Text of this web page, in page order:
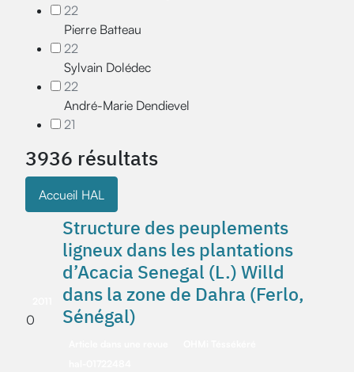
22
Pierre Batteau
22
Sylvain Dolédec
22
André-Marie Dendievel
21
3936 résultats
Accueil HAL
0
Structure des peuplements
ligneux dans les plantations
d’Acacia Senegal (L.) Willd
dans la zone de Dahra (Ferlo,
Sénégal)